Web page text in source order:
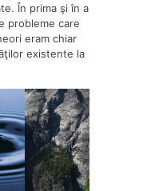
În prima şi în a
probleme care
eram chiar
existente la